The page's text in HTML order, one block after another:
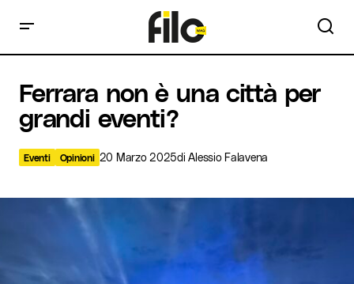
Ferrara non è una città per
grandi eventi?
Eventi Opinioni 20 Marzo 2025di Alessio Falavena